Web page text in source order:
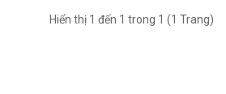
Hiển thị 1 đến 1 trong 1 (1 Trang)